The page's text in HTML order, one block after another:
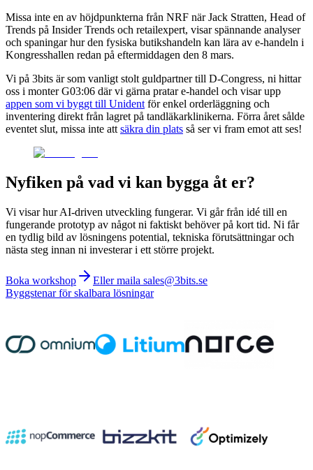
Missa inte en av höjdpunkterna från NRF när Jack Stratten, Head of
Trends på Insider Trends och retailexpert, visar spännande analyser
och spaningar hur den fysiska butikshandeln kan lära av e-handeln i
Kongresshallen redan på eftermiddagen den 8 mars.
Vi på 3bits är som vanligt stolt guldpartner till D-Congress, ni hittar
oss i monter G03:06 där vi gärna pratar e-handel och visar upp
appen som vi byggt till Unident för enkel orderläggning och
inventering direkt från lagret på tandläkarklinikerna. Förra året sålde
eventet slut, missa inte att säkra din plats så ser vi fram emot att ses!
Nyfiken på vad vi kan bygga åt er?
Vi visar hur AI-driven utveckling fungerar. Vi går från idé till en
fungerande prototyp av något ni faktiskt behöver på kort tid. Ni får
en tydlig bild av lösningens potential, tekniska förutsättningar och
nästa steg innan ni investerar i ett större projekt.
Boka workshop
Eller maila sales@3bits.se
Byggstenar för skalbara lösningar